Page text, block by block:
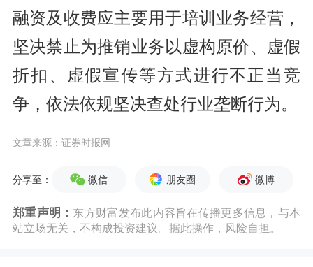
融资及收费应主要用于培训业务经营，
坚决禁止为推销业务以虚构原价、虚假
折扣、虚假宣传等方式进行不正当竞
争，依法依规坚决查处行业垄断行为。
文章来源：证券时报网
分享至： 微信 朋友圈 微博
郑重声明： 东方财富发布此内容旨在传播更多信息，与本
站立场无关，不构成投资建议。据此操作，风险自担。